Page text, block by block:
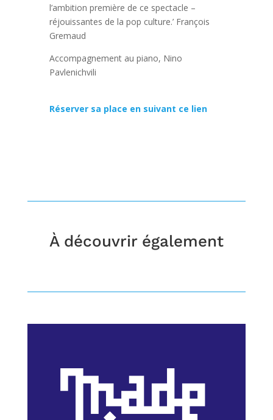
l’ambition première de ce spectacle –
réjouissantes de la pop culture.’ François
Gremaud
Accompagnement au piano, Nino
Pavlenichvili
Réserver sa place en suivant ce lien
À découvrir également